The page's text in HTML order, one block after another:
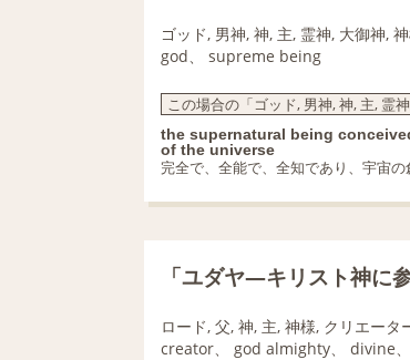
ゴッド, 男神, 神, 主, 霊神, 大御神,
god、 supreme being
この場合の「ゴッド, 男神, 神, 主, 霊
the supernatural being
of the universe
完全で、全能で、全知であり、宇宙
「ユダヤ―キリスト神に
ロード, 父, 神, 主, 神様, クリエータ
creator、 god almighty、 divine